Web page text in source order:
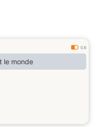
0.6
le monde